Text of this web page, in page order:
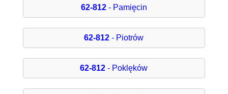
62-812- Pamięcin
62-812 - Piotrów
62-812 - Poklęków